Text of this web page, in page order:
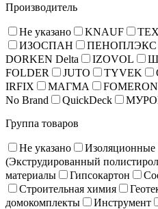
Производитель
Не указано KNAUF
ИЗОСПАН
ПЕНОПЛЭКС
DORKEN Delta
IZOVOL
FOLDER
JUTO TYVEK
IRFIX
МАГМА FOMERON
No Brand
QuickDeck
Группа товаров
Не указано Изоляционные
(Экструдированный
материалы
Гипсокартон
Строительная химия
домокомплекты
Инструмент